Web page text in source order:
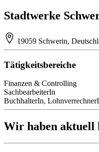
Stadtwerke
19059 Schwerin,
Tätigkeitsbereiche
Finanzen & Controlling
SachbearbeiterIn
BuchhalterIn,
Wir haben aktuell